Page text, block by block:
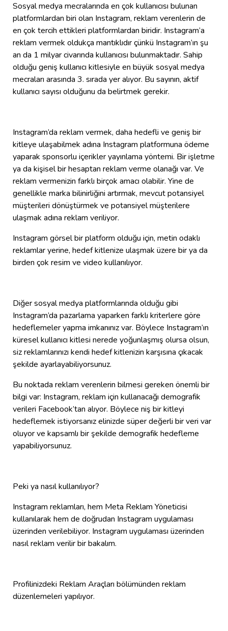
Sosyal medya mecralarında en çok kullanıcısı bulunan
platformlardan biri olan Instagram, reklam verenlerin de
en çok tercih ettikleri platformlardan biridir. Instagram’a
reklam vermek oldukça mantıklıdır çünkü Instagram’ın şu
an da 1 milyar civarında kullanıcısı bulunmaktadır. Sahip
olduğu geniş kullanıcı kitlesiyle en büyük sosyal medya
mecraları arasında 3. sırada yer alıyor. Bu sayının, aktif
kullanıcı sayısı olduğunu da belirtmek gerekir.
Instagram’da reklam vermek, daha hedefli ve geniş bir
kitleye ulaşabilmek adına Instagram platformuna ödeme
yaparak sponsorlu içerikler yayınlama yöntemi. Bir işletme
ya da kişisel bir hesaptan reklam verme olanağı var. Ve
reklam vermenizin farklı birçok amacı olabilir. Yine de
genellikle marka bilinirliğini artırmak, mevcut potansiyel
müşterileri dönüştürmek ve potansiyel müşterilere
ulaşmak adına reklam veriliyor.
Instagram görsel bir platform olduğu için, metin odaklı
reklamlar yerine, hedef kitlenize ulaşmak üzere bir ya da
birden çok resim ve video kullanılıyor.
Diğer sosyal medya platformlarında olduğu gibi
Instagram’da pazarlama yaparken farklı kriterlere göre
hedeflemeler yapma imkanınız var. Böylece Instagram’ın
küresel kullanıcı kitlesi nerede yoğunlaşmış olursa olsun,
siz reklamlarınızı kendi hedef kitlenizin karşısına çıkacak
şekilde ayarlayabiliyorsunuz.
Bu noktada reklam verenlerin bilmesi gereken önemli bir
bilgi var: Instagram, reklam için kullanacağı demografik
verileri Facebook’tan alıyor. Böylece niş bir kitleyi
hedeflemek istiyorsanız elinizde süper değerli bir veri var
oluyor ve kapsamlı bir şekilde demografik hedefleme
yapabiliyorsunuz.
Peki ya nasıl kullanılıyor?
Instagram reklamları, hem Meta Reklam Yöneticisi
kullanılarak hem de doğrudan Instagram uygulaması
üzerinden verilebiliyor. Instagram uygulaması üzerinden
nasıl reklam verilir bir bakalım.
Profilinizdeki Reklam Araçları bölümünden reklam
düzenlemeleri yapılıyor.